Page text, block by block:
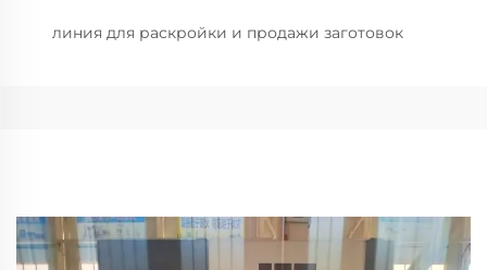
линия для раскройки и продажи заготовок